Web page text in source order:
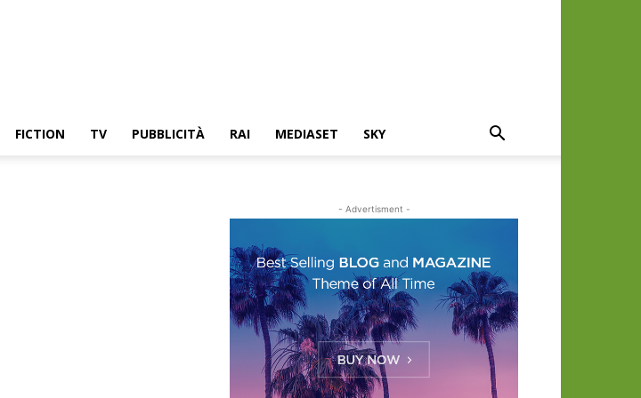
FICTION TV PUBBLICITÀ RAI MEDIASET SKY
- Advertisment -